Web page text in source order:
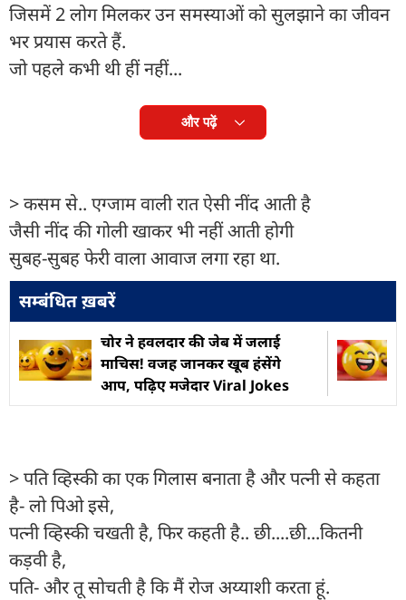
जिसमें 2 लोग मिलकर उन समस्याओं को सुलझाने का जीवन
भर प्रयास करते हैं.
जो पहले कभी थी हीं नहीं...
और पढ़ें
> कसम से.. एग्जाम वाली रात ऐसी नींद आती है
जैसी नींद की गोली खाकर भी नहीं आती होगी
सुबह-सुबह फेरी वाला आवाज लगा रहा था.
सम्बंधित ख़बरें
चोर ने हवलदार की जेब में जलाई
माचिस! वजह जानकर खूब हंसेंगे
आप, पढ़िए मजेदार Viral Jokes
> पति व्हिस्की का एक गिलास बनाता है और पत्नी से कहता
है- लो पिओ इसे,
पत्नी व्हिस्की चखती है, फिर कहती है.. छी....छी...कितनी
कड़वी है,
पति- और तू सोचती है कि मैं रोज अय्याशी करता हूं.